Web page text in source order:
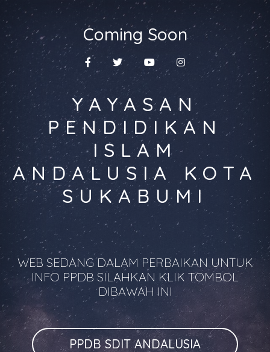
Coming Soon
YAYASAN
PENDIDIKAN
ISLAM
ANDALUSIA KOTA
SUKABUMI
WEB SEDANG DALAM PERBAIKAN UNTUK
INFO PPDB SILAHKAN KLIK TOMBOL
DIBAWAH INI
PPDB SDIT ANDALUSIA